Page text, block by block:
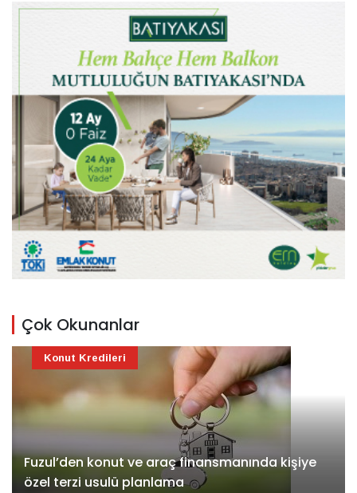
Çok Okunanlar
Fuzul’den konut ve araç finansmanında kişiye
özel terzi usulü planlama
Konut Kredileri